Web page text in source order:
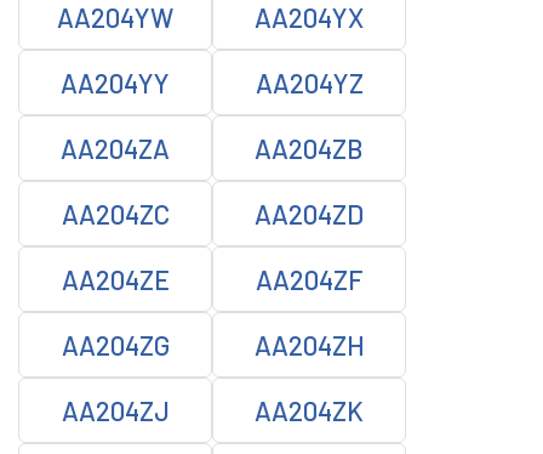
AA204YW AA204YX
AA204YY AA204YZ
AA204ZA AA204ZB
AA204ZC AA204ZD
AA204ZE AA204ZF
AA204ZG AA204ZH
AA204ZJ AA204ZK